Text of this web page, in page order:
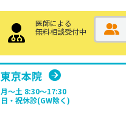
医師による
無料相談受付中
東京本院
月～土 8:30〜17:30
日・祝休診(GW除く)